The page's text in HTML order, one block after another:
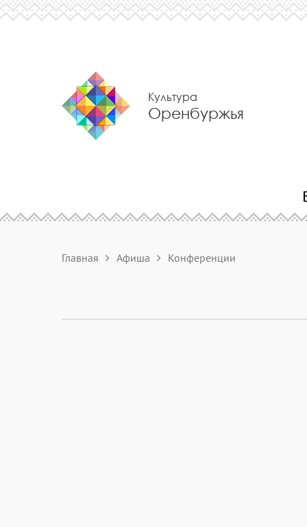
Культура
Оренбуржья
Главная Афиша Конференции